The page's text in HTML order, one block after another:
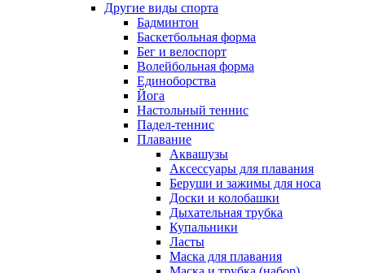
Другие виды спорта
Бадминтон
Баскетбольная форма
Бег и велоспорт
Волейбольная форма
Единоборства
Йога
Настольный теннис
Падел-теннис
Плавание
Аквашузы
Аксессуары для плавания
Беруши и зажимы для носа
Доски и колобашки
Дыхательная трубка
Купальники
Ласты
Маска для плавания